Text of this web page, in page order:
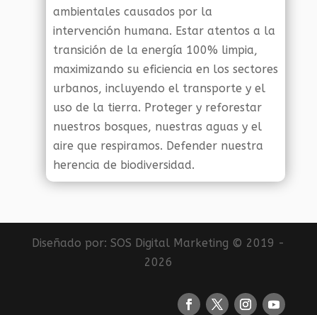
ambientales causados por la
intervención humana. Estar atentos a la
transición de la energía 100% limpia,
maximizando su eficiencia en los sectores
urbanos, incluyendo el transporte y el
uso de la tierra. Proteger y reforestar
nuestros bosques, nuestras aguas y el
aire que respiramos. Defender nuestra
herencia de biodiversidad.
Diseñado por:SOS Digital Marketing © 2019 -
2026